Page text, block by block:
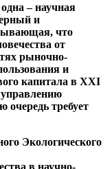
– научная
и
что
от
рыночно-
и
капитала в XXI
управлению
очередь требует
Экологического
в научно-